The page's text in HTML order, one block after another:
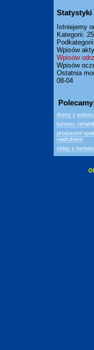
Statystyki
Istniejemy
Kategorii: 25
Wpisów
Wpisów
Wpisów
Ostatnia
08-04
dresy z weluru
turnusy
producent
nadrukiem
sklep z